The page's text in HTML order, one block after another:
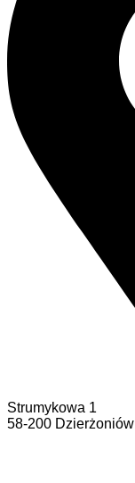
Strumykowa 1
58-200 Dzierżoniów